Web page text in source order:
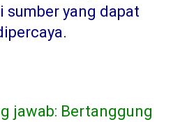
sumber yang dapat
.
jawab: Bertanggung